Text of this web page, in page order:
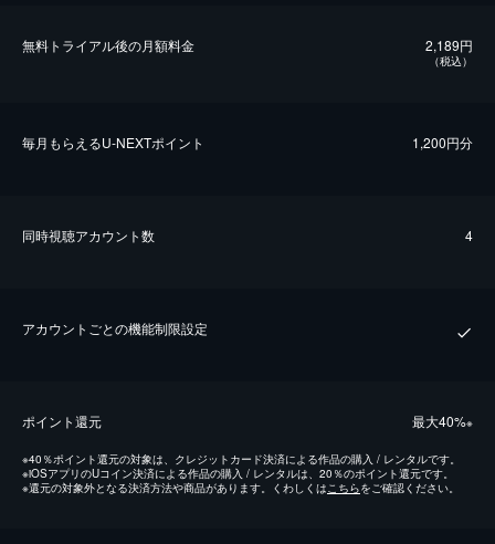
無料トライアル後の⽉額料金 2,189円
（税込）
毎⽉もらえるU-NEXTポイント 1,200円分
同時視聴アカウント数 4
アカウントごとの機能制限設定
ポイント還元 最⼤40%※
※40％ポイント還元の対象は、クレジットカード決済による作品の購入 / レンタルです。
※iOSアプリのUコイン決済による作品の購入 / レンタルは、20％のポイント還元です。
※還元の対象外となる決済方法や商品があります。くわしくは こちらをご確認ください。